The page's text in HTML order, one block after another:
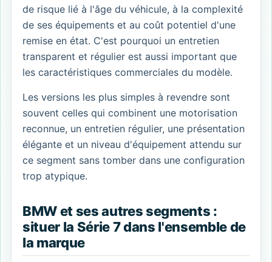
de risque lié à l'âge du véhicule, à la complexité
de ses équipements et au coût potentiel d'une
remise en état. C'est pourquoi un entretien
transparent et régulier est aussi important que
les caractéristiques commerciales du modèle.
Les versions les plus simples à revendre sont
souvent celles qui combinent une motorisation
reconnue, un entretien régulier, une présentation
élégante et un niveau d'équipement attendu sur
ce segment sans tomber dans une configuration
trop atypique.
BMW et ses autres segments :
situer la Série 7 dans l'ensemble de
la marque